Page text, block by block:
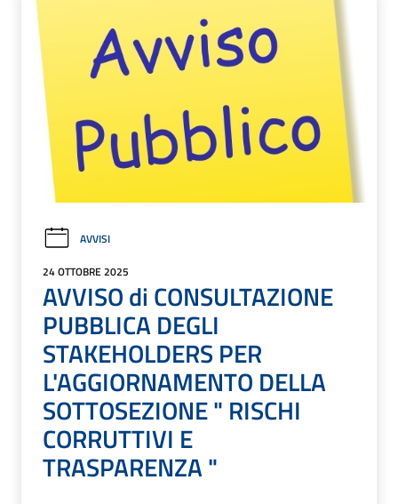
AVVISI
24 OTTOBRE 2025
AVVISO di CONSULTAZIONE
PUBBLICA DEGLI
STAKEHOLDERS PER
L'AGGIORNAMENTO DELLA
SOTTOSEZIONE " RISCHI
CORRUTTIVI E
TRASPARENZA "